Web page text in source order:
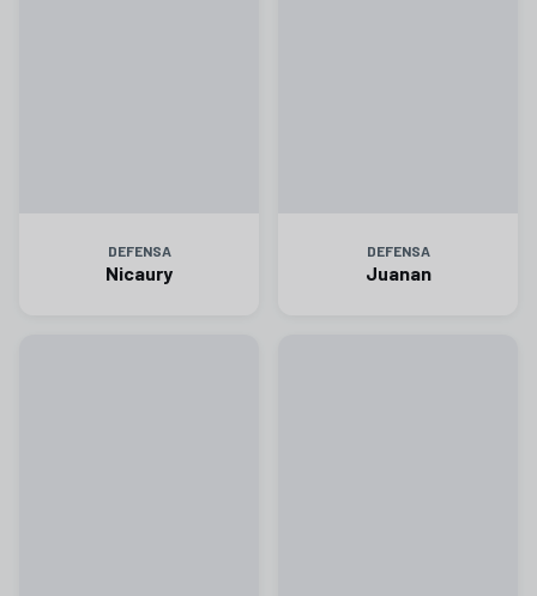
DEFENSA
Nicaury
DEFENSA
Juanan